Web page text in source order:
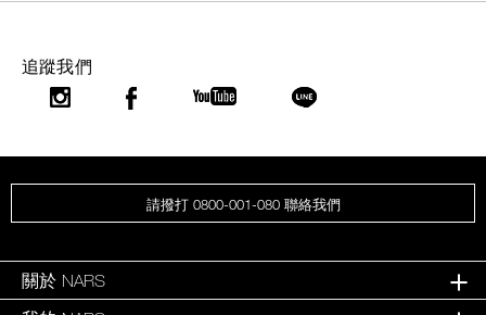
追蹤我們
請撥打 0800-001-080 聯絡我們
關於 NARS